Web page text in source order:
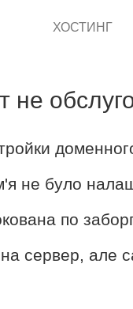
ХОСТИНГ
не
не було
по
сервер, але